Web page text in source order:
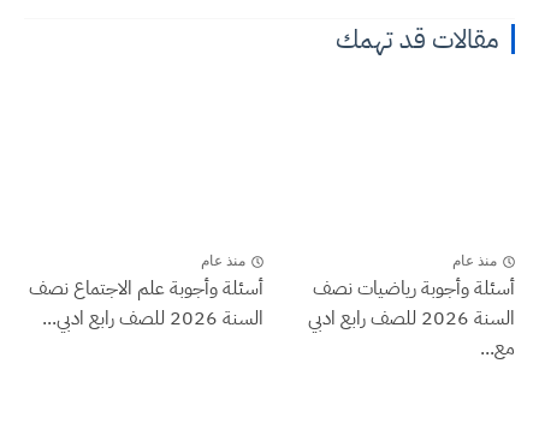
مقالات قد تهمك
منذ عام
أسئلة وأجوبة رياضيات نصف
السنة 2026 للصف رابع ادبي
مع...
منذ عام
أسئلة وأجوبة علم الاجتماع نصف
السنة 2026 للصف رابع ادبي...